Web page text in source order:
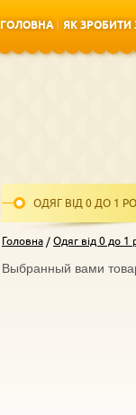
ГОЛОВНА
ЯК
ОДЯГ ВІД 0 ДО 1
Головна Одяг від 0 до 1
Выбранный вами товар